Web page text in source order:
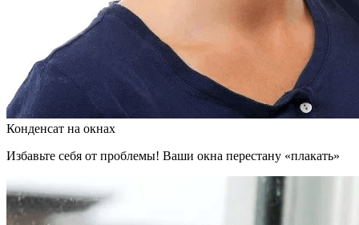
Конденсат на окнах
Избавьте себя от проблемы! Ваши окна перестану «плакать»